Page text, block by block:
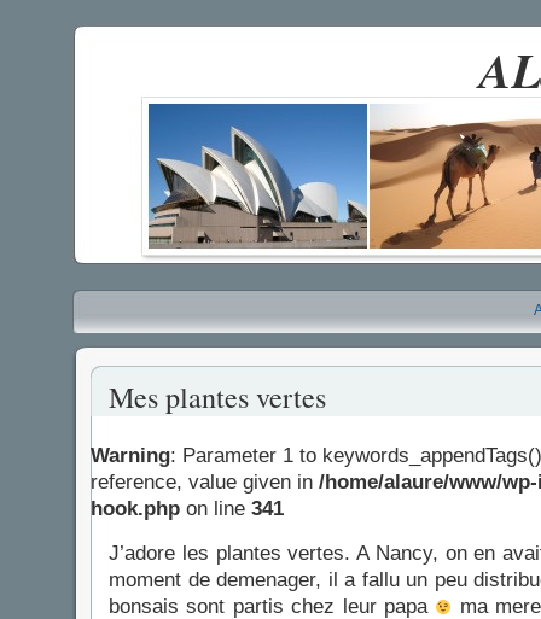
Mes plantes vertes
Warning: Parameter 1 to
reference, value given in /home/alaure/www/
hook.php on line 341
J’adore les plantes vertes. A Nancy, on en
moment de demenager, il a fallu un peu
bonsais sont partis chez leur papa
ma